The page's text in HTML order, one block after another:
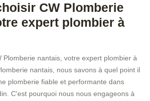
CW Plomberie
expert plombier à
Plomberie nantais, votre expert plombier à
nantais, nous savons à quel point il
plomberie fiable et performante dans
C'est pourquoi nous nous engageons à